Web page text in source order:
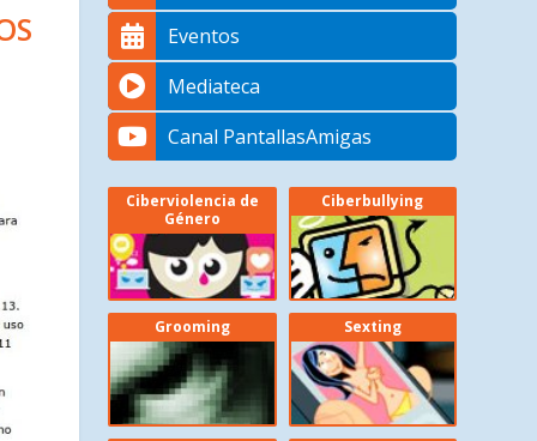
Eventos
Mediateca
Canal PantallasAmigas
Ciberviolencia de
Género
Ciberbullying
Grooming Sexting